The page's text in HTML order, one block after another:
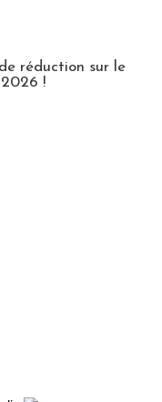
réduction sur le
!